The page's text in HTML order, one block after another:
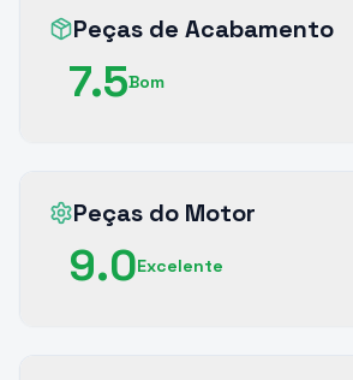
Peças de Acabamento
7.5Bom
Peças do Motor
9.0Excelente